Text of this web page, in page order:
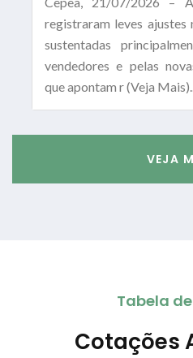
registraram leves
sustentadas
vendedores e pelas
que apontam r (Veja
VEJA
Tabela
Cotações